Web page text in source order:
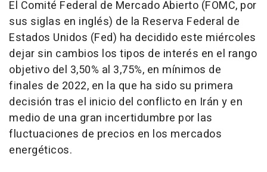
El Comité Federal de Mercado Abierto (FOMC, por
sus siglas en inglés) de la Reserva Federal de
Estados Unidos (Fed) ha decidido este miércoles
dejar sin cambios los tipos de interés en el rango
objetivo del 3,50% al 3,75%, en mínimos de
finales de 2022, en la que ha sido su primera
decisión tras el inicio del conflicto en Irán y en
medio de una gran incertidumbre por las
fluctuaciones de precios en los mercados
energéticos.